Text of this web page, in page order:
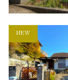
NEW